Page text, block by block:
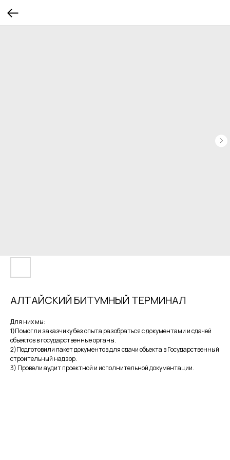
АЛТАЙСКИЙ БИТУМНЫЙ ТЕРМИНАЛ
Для них мы:
1)Помогли заказчику без опыта разобраться с документами и сдачей
объектов в государственные органы.
2)Подготовили пакет документов для сдачи объекта в Государственный
строительный надзор.
3) Провели аудит проектной и исполнительной документации.